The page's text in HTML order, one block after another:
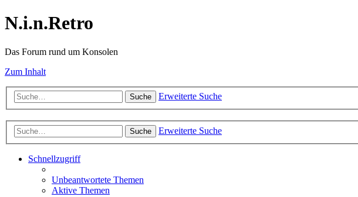
N.i.n.Retro
Das Forum rund um Konsolen
Zum Inhalt
Suche Erweiterte Suche
Suche Erweiterte Suche
Schnellzugriff
Unbeantwortete Themen
Aktive Themen